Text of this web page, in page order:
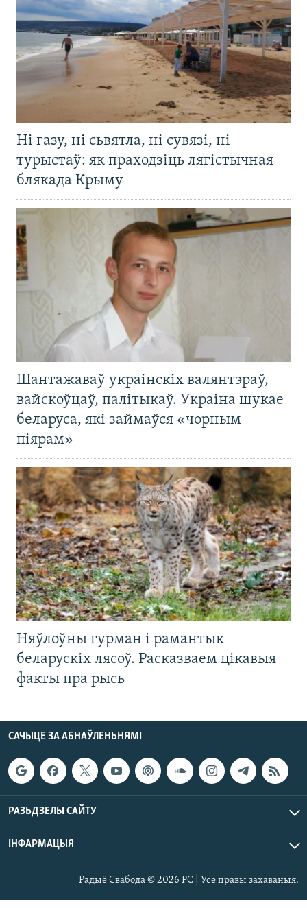
Ні газу, ні сьвятла, ні сувязі, ні
турыстаў: як праходзіць лягістычная
блякада Крыму
Шантажаваў украінскіх валянтэраў,
вайскоўцаў, палітыкаў. Украіна шукае
беларуса, які займаўся «чорным
піярам»
Няўлоўны гурман і рамантык
беларускіх лясоў. Расказваем цікавыя
факты пра рысь
САЧЫЦЕ ЗА АБНАЎЛЕНЬНЯМІ
РАЗЬДЗЕЛЫ САЙТУ
ІНФАРМАЦЫЯ
Радыё Свабода © 2026 РС | Усе правы захаваныя.